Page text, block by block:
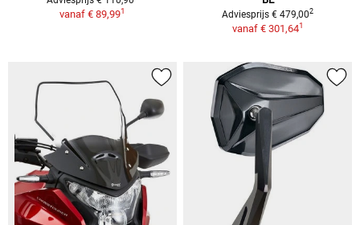
vanaf € 89,991 Adviesprijs € 479,002
vanaf € 301,641